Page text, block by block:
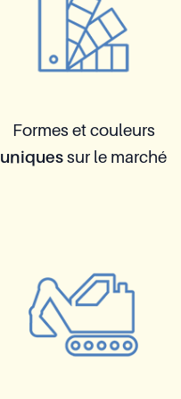
Formes et couleurs
uniquessur le marché